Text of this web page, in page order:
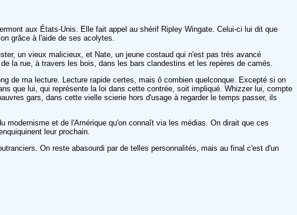
aux États-Unis. Elle fait appel au shérif Ripley Wingate. Celui-ci lui dit que
grâce à l'aide de ses acolytes.
un vieux malicieux, et Nate, un jeune costaud qui n'est pas très avancé
la rue, à travers les bois, dans les bars clandestins et les repères de camés.
de ma lecture. Lecture rapide certes, mais ô combien quelconque. Excepté si on
que lui, qui représente la loi dans cette contrée, soit impliqué. Whizzer lui, compte
gars, dans cette vielle scierie hors d'usage à regarder le temps passer, ils
modernisme et de l'Amérique qu'on connaît via les médias. On dirait que ces
leur prochain.
On reste abasourdi par de telles personnalités, mais au final c'est d'un